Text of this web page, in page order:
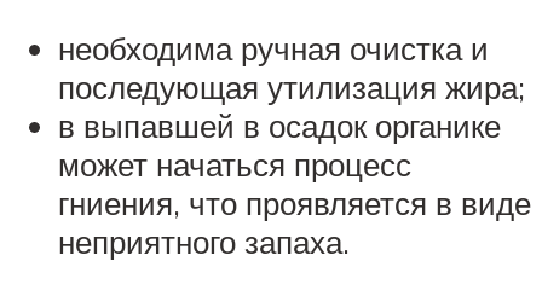
необходима ручная очистка и
последующая утилизация жира;
в выпавшей в осадок органике
может начаться процесс
гниения, что проявляется в виде
неприятного запаха.